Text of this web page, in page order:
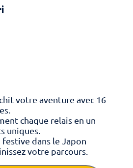
votre aventure avec 16
chaque relais en un
uniques.
dans le Japon
votre parcours.